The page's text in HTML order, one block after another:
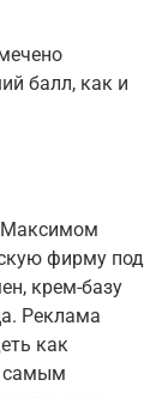
балл, как и
Максимом
фирму под
крем-базу
Реклама
как
самым